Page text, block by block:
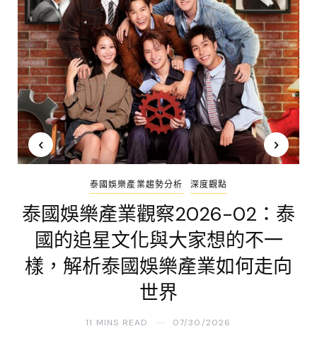
泰國娛樂產業趨勢分析 深度觀點
泰國娛樂產業觀察2026-02：泰
國的追星文化與大家想的不一
樣，解析泰國娛樂產業如何走向
世界
11 MINS READ 07/30/2026